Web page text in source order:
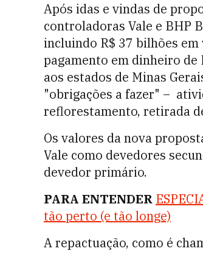
Após idas e vindas de
controladoras Vale e BHP
incluindo R$ 37 bilhões
pagamento em dinheiro de
aos estados de Minas
"obrigações a fazer" –
reflorestamento, retirada
Os valores da nova
Vale como devedores
devedor primário.
PARA ENTENDER
tão perto (e tão longe)
A repactuação, como é